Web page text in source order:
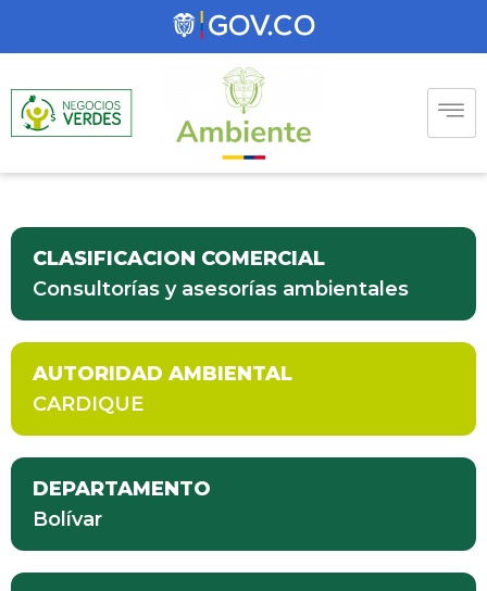
CLASIFICACION COMERCIAL
Consultorías y asesorías ambientales
AUTORIDAD AMBIENTAL
CARDIQUE
DEPARTAMENTO
Bolívar